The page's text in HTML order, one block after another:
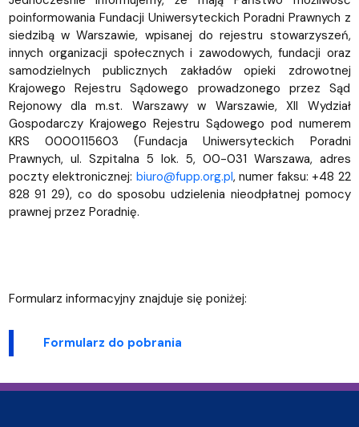
poinformowania Fundacji Uniwersyteckich Poradni Prawnych z
siedzibą w Warszawie, wpisanej do rejestru stowarzyszeń,
innych organizacji społecznych i zawodowych, fundacji oraz
samodzielnych publicznych zakładów opieki zdrowotnej
Krajowego Rejestru Sądowego prowadzonego przez Sąd
Rejonowy dla m.st. Warszawy w Warszawie, XII Wydział
Gospodarczy Krajowego Rejestru Sądowego pod numerem
KRS 0000115603 (Fundacja Uniwersyteckich Poradni
Prawnych, ul. Szpitalna 5 lok. 5, 00-031 Warszawa, adres
poczty elektronicznej: biuro@fupp.org.pl, numer faksu: +48 22
828 91 29), co do sposobu udzielenia nieodpłatnej pomocy
prawnej przez Poradnię.
Formularz informacyjny znajduje się poniżej:
Formularz do pobrania